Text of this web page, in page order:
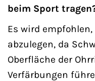
beim Sport
Es wird
abzulegen, da
Oberfläche der
Verfärbungen